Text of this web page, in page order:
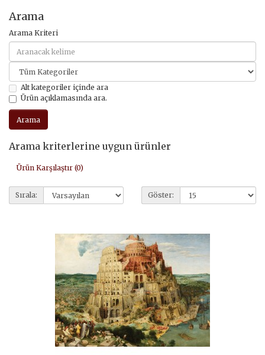
Arama
Arama Kriteri
Alt kategoriler içinde ara
Ürün açıklamasında ara.
Arama kriterlerine uygun ürünler
Ürün Karşılaştır (0)
Sırala: Göster: